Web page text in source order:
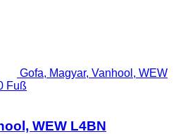
Gofa, Magyar, Vanhool, WEW
Fuß
WEW L4BN